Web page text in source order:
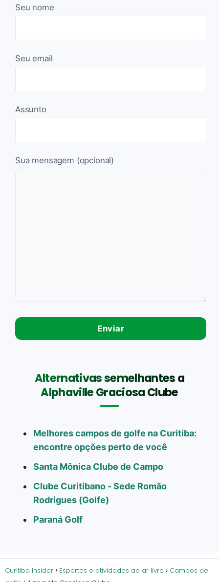
Seu nome
Seu email
Assunto
Sua mensagem (opcional)
Alternativas semelhantes a
Alphaville Graciosa Clube
Melhores campos de golfe na Curitiba:
encontre opções perto de você
Santa Mônica Clube de Campo
Clube Curitibano - Sede Romão
Rodrigues (Golfe)
Paraná Golf
Curitiba Insider Esportes e atividades ao ar livre
Campos de